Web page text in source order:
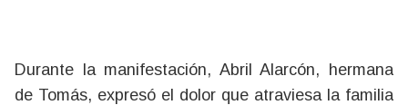
Durante la manifestación, Abril Alarcón, hermana
de Tomás, expresó el dolor que atraviesa la familia